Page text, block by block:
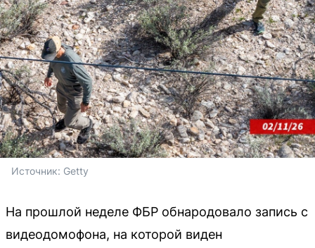
Источник: Getty
На прошлой неделе ФБР обнародовало запись с
видеодомофона, на которой виден